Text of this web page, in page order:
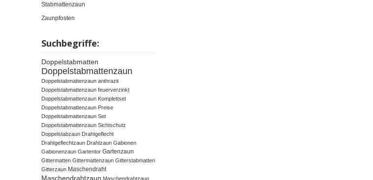
Stabmattenzaun
Zaunpfosten
Suchbegriffe:
Doppelstabmatten
Doppelstabmattenzaun
Doppelstabmattenzaun anthrazit
Doppelstabmattenzaun feuerverzinkt
Doppelstabmattenzaun Komplettset
Doppelstabmattenzaun Preise
Doppelstabmattenzaun Set
Doppelstabmattenzaun Sichtschutz
Doppelstabzaun Drahtgeflecht
Drahtgeflechtzaun Drahtzaun Gabionen
Gabionenzaun Gartentor Gartenzaun
Gittermatten Gittermattenzaun Gitterstabmatten
Gitterzaun Maschendraht
Maschendrahtzaun Maschendrahtzaun